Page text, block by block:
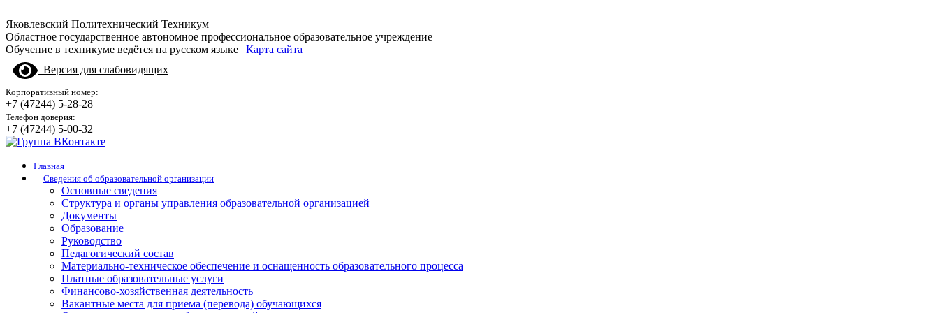
Яковлевский Политехнический Техникум
Областное государственное автономное профессиональное образовательное учреждение
Обучение в техникуме ведётся на русском языке | Карта сайта
Версия для слабовидящих
Корпоративный номер:
+7 (47244) 5-28-28
Телефон доверия:
+7 (47244) 5-00-32
Главная
Сведения об образовательной организации
Основные сведения
Структура и органы управления образовательной организацией
Документы
Образование
Руководство
Педагогический состав
Материально-техническое обеспечение и оснащенность образовательного процесса
Платные образовательные услуги
Финансово-хозяйственная деятельность
Вакантные места для приема (перевода) обучающихся